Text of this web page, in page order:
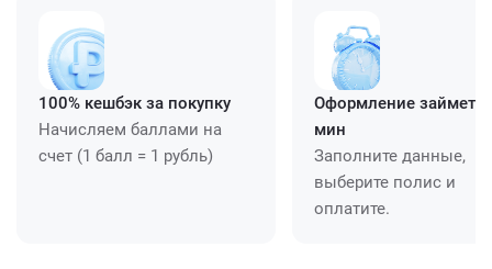
100% кешбэк за покупку
Начисляем баллами на
счет (1 балл = 1 рубль)
Оформление займет
мин
Заполните данные,
выберите полис и
оплатите.